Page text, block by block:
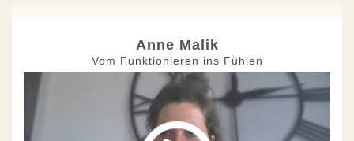
Anne Malik
Vom Funktionieren ins Fühlen